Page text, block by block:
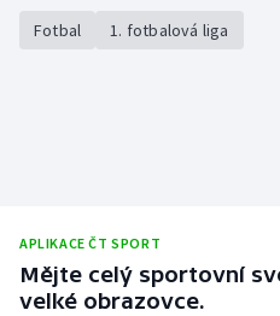
Rychlostní kanoistika
Triatlon
Fotbal 1. fotbalová liga
APLIKACE ČT SPORT
Mějte celý sportovní
velké obrazovce.